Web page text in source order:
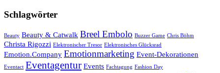
Schlagwörter
Beauty Beauty & Catwalk Breel Embolo Buzzer Game Chris Böhm
Christa Rigozzi Elektronischer Tresor Elektronisches Glücksrad
Emotion.Company Emotionmarketing Event-Dekorationen
Eventact Eventagentur Events Fachtagung Fashion Day